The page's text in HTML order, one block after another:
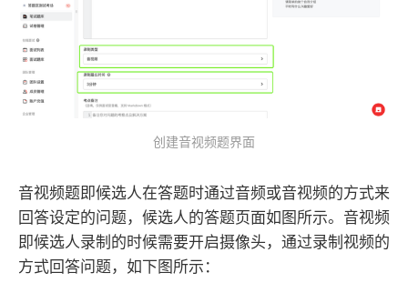
创建音视频题界面
音视频题即候选人在答题时通过音频或音视频的方式来
回答设定的问题，候选人的答题页面如图所示。音视频
即候选人录制的时候需要开启摄像头，通过录制视频的
方式回答问题，如下图所示：